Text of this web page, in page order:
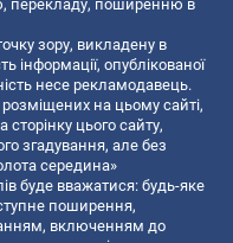
перекладу, поширенню в
зору, викладену в
інформації, опублікованої
несе рекламодавець.
на цьому сайті,
цього сайту,
згадування, але без
середина»
буде вважатися: будь-яке
поширення,
включенням до